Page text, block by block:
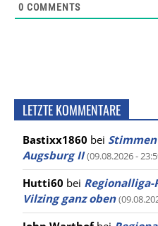
0 COMMENTS
LETZTE KOMMENTARE
Bastixx1860 bei Stimmen
Augsburg II (09.08.2026 -
Hutti60 bei
Vilzing ganz oben